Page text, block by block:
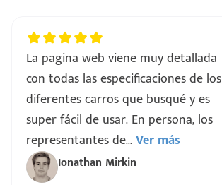
La pagina web viene muy detallada
con todas las especificaciones de los
diferentes carros que busqué y es
super fácil de usar. En persona, los
representantes de...Ver más
Ionathan Mirkin